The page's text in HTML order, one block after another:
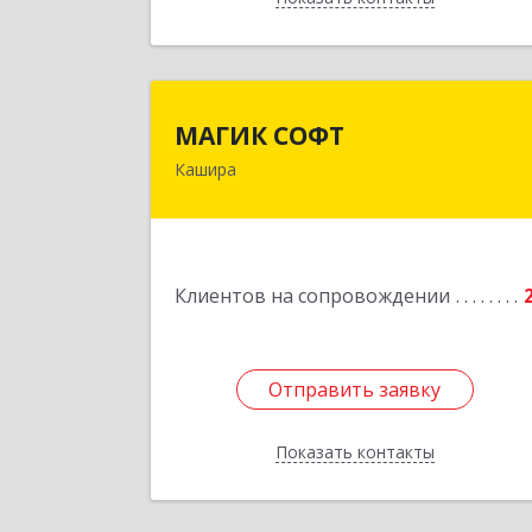
МАГИК СОФТ
Кашира
Клиентов на сопровождении
Отправить заявку
Показать контакты
Отправить заявку
Назад